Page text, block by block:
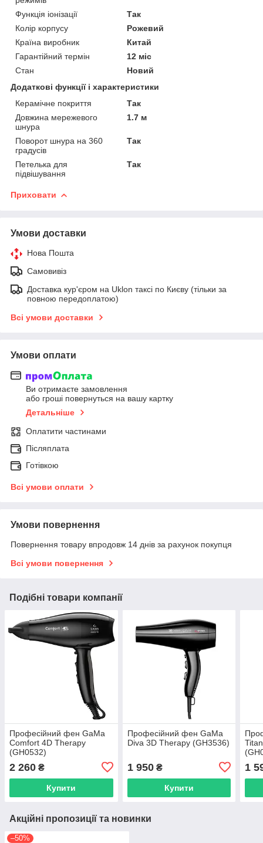
Функція іонізації
Так
Колір корпусу
Рожевий
Країна виробник
Китай
Гарантійний термін
12 міс
Стан
Новий
Додаткові функції і характеристики
Керамічне покриття
Так
Довжина мережевого
шнура
1.7 м
Поворот шнура на 360
градусів
Так
Петелька для
підвішування
Так
Приховати
Умови доставки
Нова Пошта
Самовивіз
Доставка кур'єром на Uklon таксі по Києву (тільки за
повною передоплатою)
Всі умови доставки
Умови оплати
Ви отримаєте замовлення
або гроші повернуться на вашу картку
Детальніше
Оплатити частинами
Післяплата
Готівкою
Всі умови оплати
Умови повернення
Повернення товару впродовж 14 днів за рахунок покупця
Всі умови повернення
Подібні товари компанії
Професійний фен GaMa
Comfort 4D Therapy
(GH0532)
2 260 ₴
Купити
Професійний фен GaMa
Diva 3D Therapy (GH3536)
1 950₴
Купити
1
Акційні пропозиції та новинки
–50%